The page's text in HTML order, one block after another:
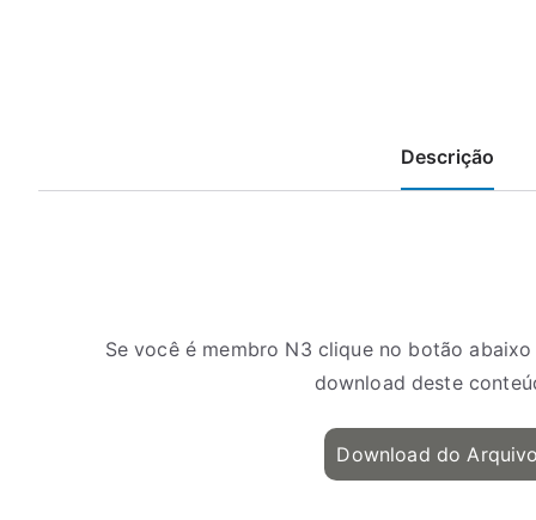
Descrição
Se você é membro N3 clique no botão
download deste
Download do